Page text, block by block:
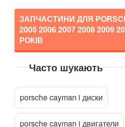
Cayenne II 92A (958)
Cayenne III (PO536)
Cayman I (987)
Cayman II (981)
718 Cayman (982)
Macan
Прикріпити файл
ЗАПЧАСТИНИ ДЛЯ
2005 2006 2007 2008 2009
РОКІВ
Часто шукають
porsche cayman i диски
porsche cayman i двигатели